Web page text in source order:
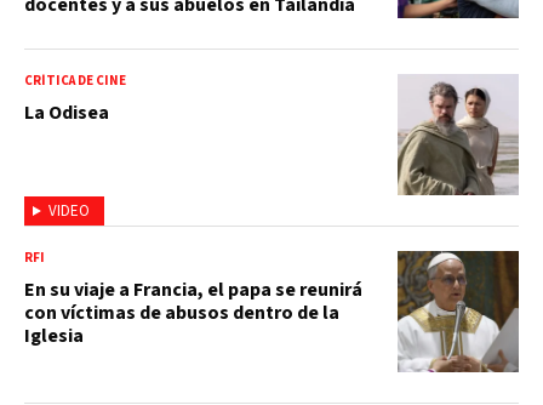
VIDEO
CRÍTICA DE CINE
La Odisea
RFI
En su viaje a Francia, el papa se reunirá
con víctimas de abusos dentro de la
Iglesia